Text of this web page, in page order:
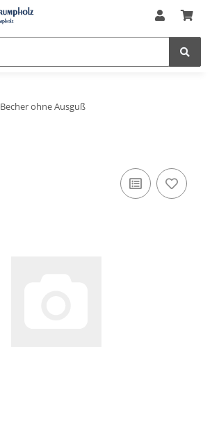
Becher ohne Ausguß